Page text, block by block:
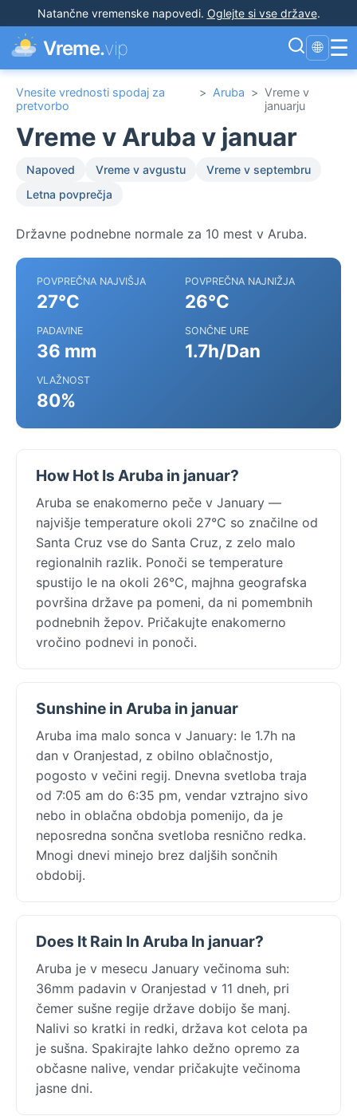
Natančne vremenske napovedi. Oglejte si vse države.
Vreme.vip 🌐 ☰
Vnesite vrednosti spodaj za
pretvorbo
> Aruba > Vreme v
januarju
Vreme v Aruba v januar
Napoved Vreme v avgustu
Vreme v septembru
Letna povprečja
Državne podnebne normale za 10 mest v Aruba.
POVPREČNA NAJVIŠJA
27°C
POVPREČNA NAJNIŽJA
26°C
PADAVINE
36 mm
SONČNE URE
1.7h/Dan
VLAŽNOST
80%
How Hot Is Aruba in januar?
Aruba se enakomerno peče v January —
najvišje temperature okoli 27°C so značilne od
Santa Cruz vse do Santa Cruz, z zelo malo
regionalnih razlik. Ponoči se temperature
spustijo le na okoli 26°C, majhna geografska
površina države pa pomeni, da ni pomembnih
podnebnih žepov. Pričakujte enakomerno
vročino podnevi in ponoči.
Sunshine in Aruba in januar
Aruba ima malo sonca v January: le 1.7h na
dan v Oranjestad, z obilno oblačnostjo,
pogosto v večini regij. Dnevna svetloba traja
od 7:05 am do 6:35 pm, vendar vztrajno sivo
nebo in oblačna obdobja pomenijo, da je
neposredna sončna svetloba resnično redka.
Mnogi dnevi minejo brez daljših sončnih
obdobij.
Does It Rain In Aruba In januar?
Aruba je v mesecu January večinoma suh:
36mm padavin v Oranjestad v 11 dneh, pri
čemer sušne regije države dobijo še manj.
Nalivi so kratki in redki, država kot celota pa
je sušna. Spakirajte lahko dežno opremo za
občasne nalive, vendar pričakujte večinoma
jasne dni.